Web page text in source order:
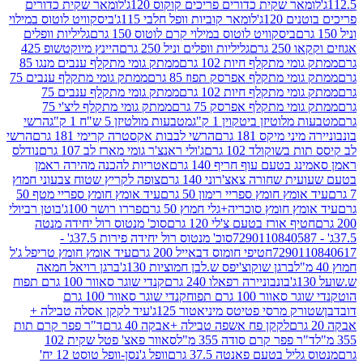
שקית כדורים פריכים קוקוס 120ג'
לומאר שקית כדורים
120ג'
לומאר קוביות וופל חלבי 115ג'
ביסקוויט לוטוס במילוי
ביסקוויט לוטוס במילוי קרם לוטוס 150 גרם
גליליות וופלים
גרם
גליליות וופלים וניל 250 גרם
היינץ מיוקטשופ 425
מתקלף חיות 102 גרם
ממתק גומי מתקלף ענבים מנגו 85
מתקלף אפרסק תפוז 85 גרם
ממתק גומי מתקלף ענבים 75
מתקלף חיות 102 גרם
ממתק גומי מתקלף ענבים 75
מתקלף אפרסק 75 גרם
ממתק גומי מתקלף ליצ'י 75
ביטקוין 1 ק"ג
מטבעות מולטיזן 5 ש"ח 1 ק"ג
הרשי
מיקס 181 גרם
הרשי לבבות אקסטרה קרימי 181 גרם
הרשי
102 גרם
ג'ולי ראנצ'ר גומי מארז לב 107 גרם
נודלס
עוף חריף 140 גרם
אטריות להכנה מהירה ראמן
שחורה צאצ'רוני 140 גרם
צופה לקריץ שטוח צבעוני חמוץ
חומץ ספריי רימון 50 גרם
עיד אומץ חומץ ספריי מטף 50
חומץ סוכריה+גלי חמוץ 50 גרם
פררו רושר 100ג'
בוטן רביולי
אורז בטעם צ'לי 120 גרם
סוכ' מנטוס רול יחידה מנטה
סוכ' מנטוס רול יחידה פירות 37.5ג' -
חטיפי חומוס דבאייל 200 גרם
עיד אומץ חומץ טריפל ג'ל
ברגן שוקוצ'יפס ש.לבן חמוציות 130ג'
ברגן רויאל חמאה
בונבוניירה רפאלו 240 גרם
קנדי שוגר סאוור 100 גרם תפוח
100 גרם תפוח
קנדי שוגר סאוור 100 גרם
מרסי פטיטס מיניאטור 125ג'
עיד לקקן אסלה טבילה +
לקקן פח אשפה טבילה +אבקה 40 גרם
ד"ר פפר קרם תות
פפר קרם סודה 355 מ"ל
סאוור פאצ' פטל שקית 102
בטעם פאנטה 37.5 גרם
וופל ג'נסן-וופל טוסט 12 יח'